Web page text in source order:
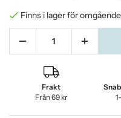
Finns i lager för
Frakt
Från 69 kr